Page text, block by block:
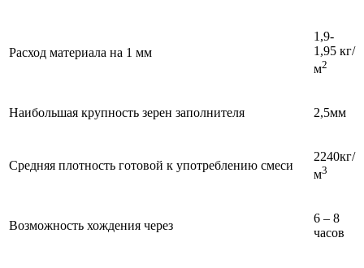
Расход материала на 1 мм
1,9-
1,95 кг/
м2
Наибольшая крупность зерен заполнителя 2,5мм
Средняя плотность готовой к употреблению смеси
2240кг/
м3
Возможность хождения через
6 – 8
часов